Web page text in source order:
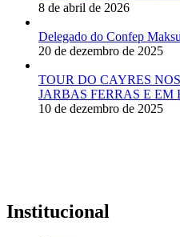
8 de abril de 2026
Delegado do Confep
20 de dezembro de 2025
TOUR DO CAYRES
JARBAS FERRAS E EM
10 de dezembro de 2025
Institucional